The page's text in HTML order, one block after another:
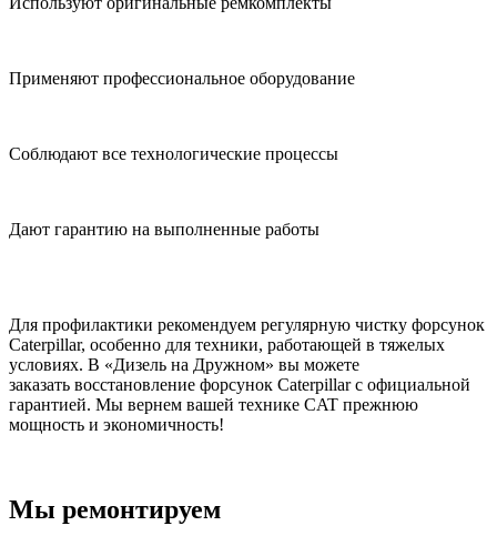
Применяют профессиональное оборудование
Соблюдают все технологические процессы
Дают гарантию на выполненные работы
Для профилактики рекомендуем регулярную чистку форсунок
Caterpillar, особенно для техники, работающей в тяжелых
условиях. В «Дизель на Дружном» вы можете
заказать восстановление форсунок Caterpillar с официальной
гарантией. Мы вернем вашей технике CAT прежнюю
мощность и экономичность!
Мы ремонтируем